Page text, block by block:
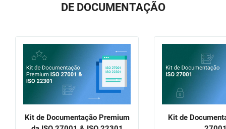
DE DOCUMENTAÇÃO
Kit de Documentação Premium
Kit de